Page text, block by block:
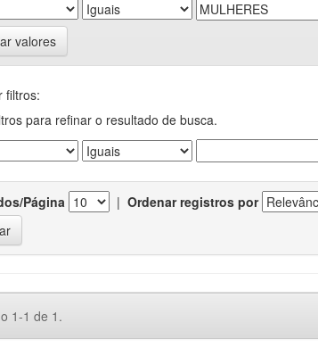
valores
filtros:
para refinar o resultado de busca.
Página | Ordenar registros por
1-1 de 1.